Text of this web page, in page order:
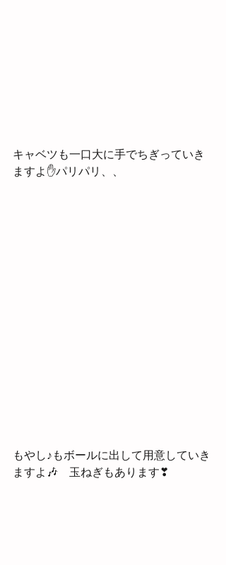
キャベツも一口大に手でちぎっていき
ますよ✋パリパリ、、
もやし♪もボールに出して用意していき
ますよ🎶　玉ねぎもあります❣